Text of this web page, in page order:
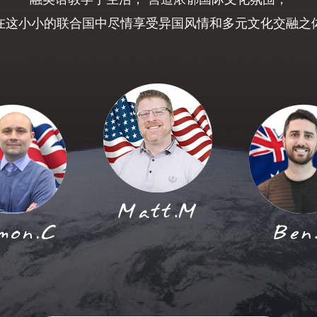
这小小的联合国中尽情享受异国风情和多元文化交融之